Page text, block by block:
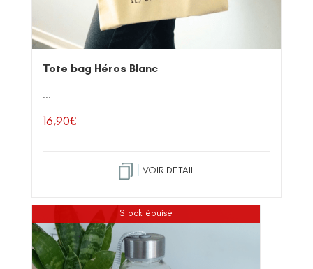
Tote bag Héros Blanc
...
16,90€
VOIR DETAIL
Stock épuisé